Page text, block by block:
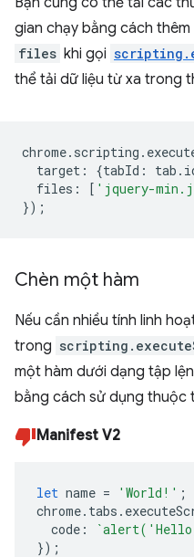
gian chạy bằng cách
files khi gọi
thể tải dữ liệu từ xa trong
chrome. scripting .
target : {tabId : tab .
files : [ 'jquery-
});
Chèn một hàm
Nếu cần nhiều tính linh
trong
một hàm dưới dạng tập
bằng cách sử dụng thuộc
Manifest V2
let name = 'World!' ;
chrome. tabs .
code :
});